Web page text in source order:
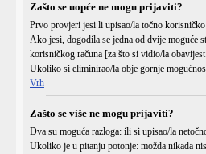
Zašto se uopće ne mogu prijaviti?
Prvo provjeri jesi li upisao/la točno
Ako jesi, dogodila se jedna od dvije moguće
korisničkog računa [za što si vidio/la
Ukoliko si eliminirao/la obje gornje
Vrh
Zašto se više ne mogu prijaviti?
Dva su moguća razloga: ili si upisao/la
Ukoliko je u pitanju potonje: možda nikada